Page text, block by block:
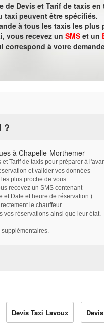
Devis et Tarif de taxis
taxi peuvent être spécifiés.
à tous les taxis les plus
vous recevez un SMS et un
correspond à votre
?
à Chapelle-Morthemer
Tarif de taxis pour préparer à
et valider vos données
plus proche de vous
recevez un SMS contenant
Date et heure de réservation )
le chauffeur
réservations ainsi que leur état.
Devis Taxi Lavoux